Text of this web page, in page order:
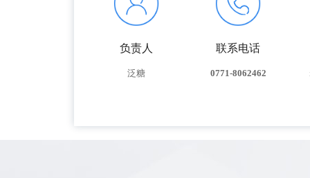
负责人
泛糖
联系电话
0771-8062462